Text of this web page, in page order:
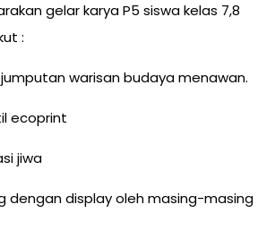
gelar karya P5 siswa kelas 7,8
:
warisan budaya menawan.
ecoprint
jiwa
dengan display oleh masing-masing